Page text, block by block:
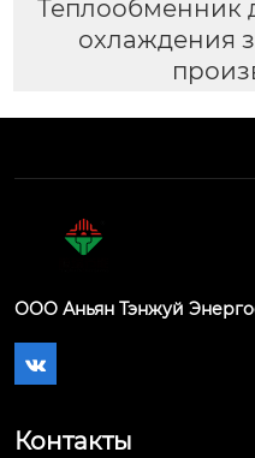
Теплообменник
охлаждения
ООО Аньян Тэнжуй

Контакты